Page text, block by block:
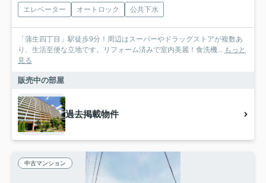
エレベーター オートロック 公共下水
「蒲生四丁目」駅徒歩9分！周辺はスーパーやドラッグストアが複数あ
り、生活至便な立地です。リフォーム済みで室内美麗！食洗機... もっと
見る
販売中の部屋
過去掲載物件
中古マンション